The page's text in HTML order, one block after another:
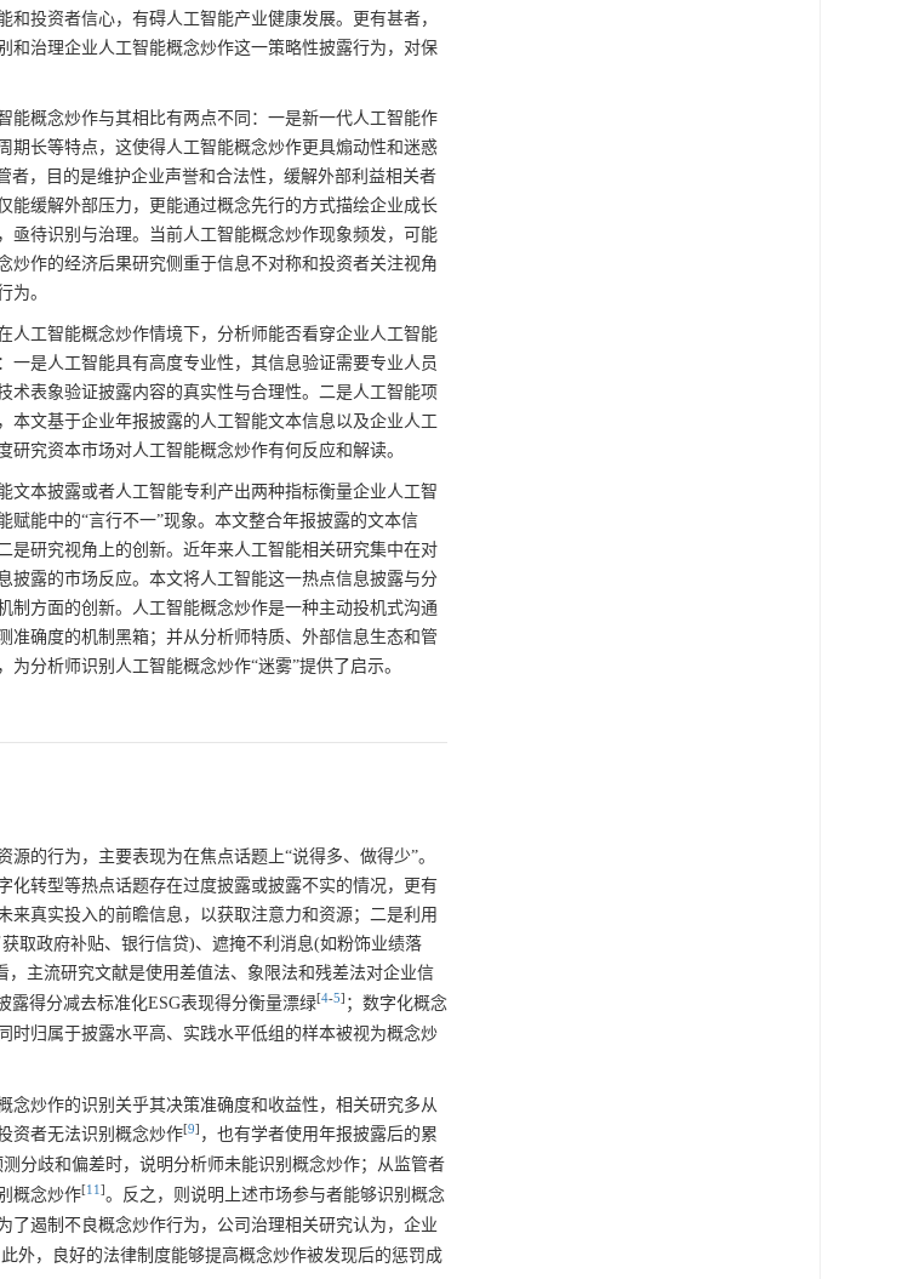
投资者信心，有碍人工智能产业健康发展。更有甚者，
和治理企业人工智能概念炒作这一策略性披露行为，对保
能概念炒作与其相比有两点不同：一是新一代人工智能作
期长等特点，这使得人工智能概念炒作更具煽动性和迷惑
者，目的是维护企业声誉和合法性，缓解外部利益相关者
能缓解外部压力，更能通过概念先行的方式描绘企业成长
亟待识别与治理。当前人工智能概念炒作现象频发，可能
炒作的经济后果研究侧重于信息不对称和投资者关注视角
为。
人工智能概念炒作情境下，分析师能否看穿企业人工智能
是人工智能具有高度专业性，其信息验证需要专业人员
术表象验证披露内容的真实性与合理性。二是人工智能项
本文基于企业年报披露的人工智能文本信息以及企业人工
究资本市场对人工智能概念炒作有何反应和解读。
文本披露或者人工智能专利产出两种指标衡量企业人工智
能中的“言行不一”现象。本文整合年报披露的文本信
是研究视角上的创新。近年来人工智能相关研究集中在对
披露的市场反应。本文将人工智能这一热点信息披露与分
方面的创新。人工智能概念炒作是一种主动投机式沟通
确度的机制黑箱；并从分析师特质、外部信息生态和管
分析师识别人工智能概念炒作“迷雾”提供了启示。
的行为，主要表现为在焦点话题上“说得多、做得少”。
化转型等热点话题存在过度披露或披露不实的情况，更有
真实投入的前瞻信息，以获取注意力和资源；二是利用
取政府补贴、银行信贷)、遮掩不利消息(如粉饰业绩落
，主流研究文献是使用差值法、象限法和残差法对企业信
露得分减去标准化ESG表现得分衡量漂绿[4-5] ；数字化概念
时归属于披露水平高、实践水平低组的样本被视为概念炒
炒作的识别关乎其决策准确度和收益性，相关研究多从
资者无法识别概念炒作[9] ，也有学者使用年报披露后的累
分歧和偏差时，说明分析师未能识别概念炒作；从监管者
概念炒作[11 ]。反之，则说明上述市场参与者能够识别概念
了遏制不良概念炒作行为，公司治理相关研究认为，企业
外，良好的法律制度能够提高概念炒作被发现后的惩罚成